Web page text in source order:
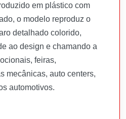
em plástico com
o modelo reproduz o
detalhado colorido,
ao design e chamando a
feiras,
mecânicas, auto centers,
automotivos.